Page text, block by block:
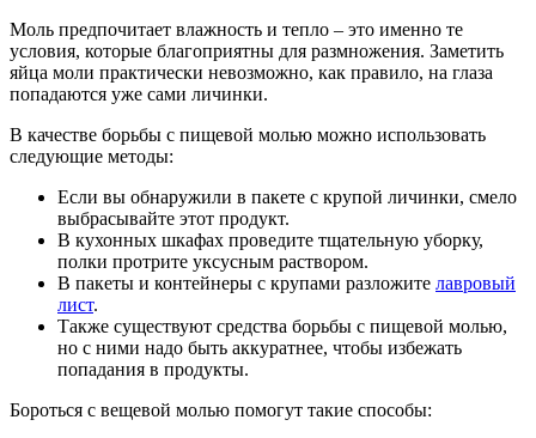
Моль предпочитает влажность и тепло – это именно те
условия, которые благоприятны для размножения. Заметить
яйца моли практически невозможно, как правило, на глаза
попадаются уже сами личинки.
В качестве борьбы с пищевой молью можно использовать
следующие методы:
Если вы обнаружили в пакете с крупой личинки, смело
выбрасывайте этот продукт.
В кухонных шкафах проведите тщательную уборку,
полки протрите уксусным раствором.
В пакеты и контейнеры с крупами разложите лавровый
лист.
Также существуют средства борьбы с пищевой молью,
но с ними надо быть аккуратнее, чтобы избежать
попадания в продукты.
Бороться с вещевой молью помогут такие способы: